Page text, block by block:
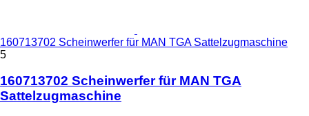
160713702 Scheinwerfer für MAN TGA Sattelzugmaschine
5
160713702 Scheinwerfer für MAN TGA
Sattelzugmaschine